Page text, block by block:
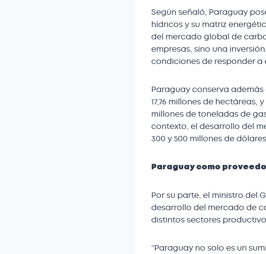
Según señaló, Paraguay
hídricos y su matriz
del mercado global de
empresas, sino una
condiciones de responder a
Paraguay conserva
17,76 millones de
millones de toneladas de
contexto, el desarrollo del
300 y 500 millones de
Paraguay como
Por su parte, el ministro del
desarrollo del mercado de
distintos sectores
“Paraguay no solo es un